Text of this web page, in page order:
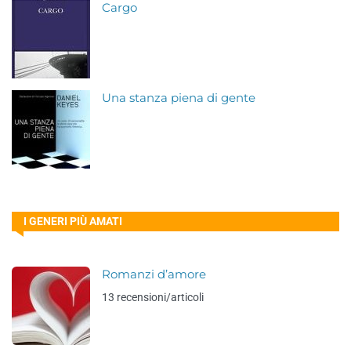
Cargo
Una stanza piena di gente
I GENERI PIÙ AMATI
Romanzi d’amore
13 recensioni/articoli